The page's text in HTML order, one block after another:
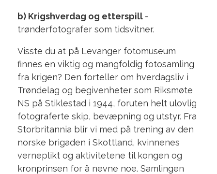
b) Krigshverdag og etterspill -
trønderfotografer som tidsvitner.
Visste du at på Levanger fotomuseum
finnes en viktig og mangfoldig fotosamling
fra krigen? Den forteller om hverdagsliv i
Trøndelag og begivenheter som Riksmøte
NS på Stiklestad i 1944, foruten helt ulovlig
fotograferte skip, bevæpning og utstyr. Fra
Storbritannia blir vi med på trening av den
norske brigaden i Skottland, kvinnenes
verneplikt og aktivitetene til kongen og
kronprinsen for å nevne noe. Samlingen